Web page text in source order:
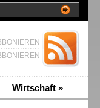
Wirtschaft »